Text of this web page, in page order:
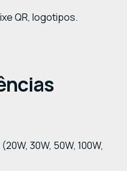
QR, logotipos.
(20W, 30W, 50W, 100W,